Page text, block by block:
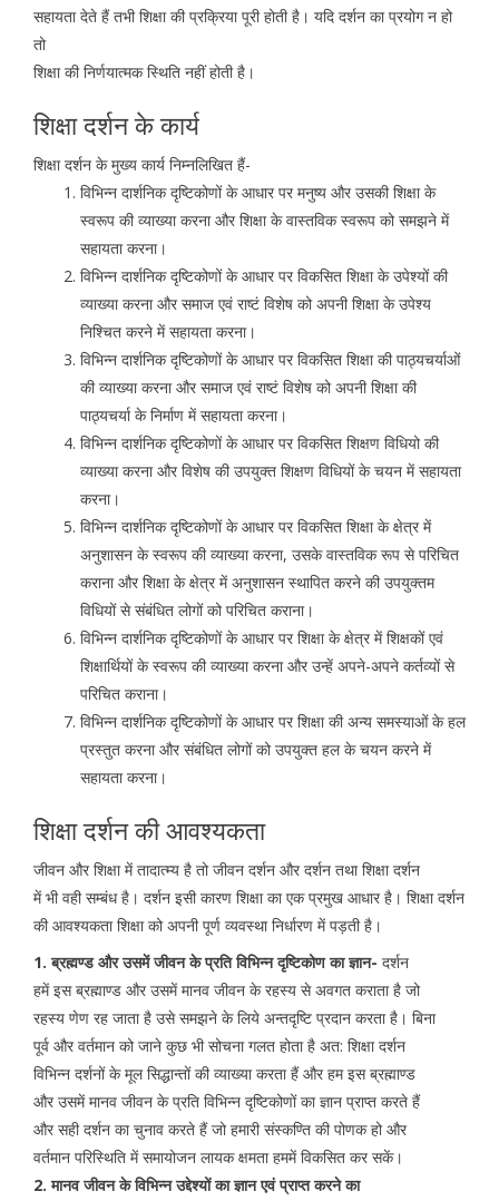
सहायता देते हैं तभी शिक्षा की प्रक्रिया पूरी होती है। यदि दर्शन का प्रयोग न हो
तो
शिक्षा की निर्णयात्मक स्थिति नहीं होती है।
शिक्षा दर्शन के कार्य
शिक्षा दर्शन के मुख्य कार्य निम्नलिखित हैं-
विभिन्न दार्शनिक दृष्टिकोणों के आधार पर मनुष्य और उसकी शिक्षा के
स्वरूप की व्याख्या करना और शिक्षा के वास्तविक स्वरूप को समझने में
सहायता करना।
विभिन्न दार्शनिक दृष्टिकोणों के आधार पर विकसित शिक्षा के उपेश्यों की
व्याख्या करना और समाज एवं राष्टं विशेष को अपनी शिक्षा के उपेश्य
निश्चित करने में सहायता करना।
विभिन्न दार्शनिक दृष्टिकोणों के आधार पर विकसित शिक्षा की पाठ्यचर्याओं
की व्याख्या करना और समाज एवं राष्टं विशेष को अपनी शिक्षा की
पाठ्यचर्या के निर्माण में सहायता करना।
विभिन्न दार्शनिक दृष्टिकोणों के आधार पर विकसित शिक्षण विधियो की
व्याख्या करना और विशेष की उपयुक्त शिक्षण विधियों के चयन में सहायता
करना।
विभिन्न दार्शनिक दृष्टिकोणों के आधार पर विकसित शिक्षा के क्षेत्र में
अनुशासन के स्वरूप की व्याख्या करना, उसके वास्तविक रूप से परिचित
कराना और शिक्षा के क्षेत्र में अनुशासन स्थापित करने की उपयुक्तम
विधियों से संबंधित लोगों को परिचित कराना।
विभिन्न दार्शनिक दृष्टिकोणों के आधार पर शिक्षा के क्षेत्र में शिक्षकों एवं
शिक्षार्थियों के स्वरूप की व्याख्या करना और उन्हें अपने-अपने कर्तव्यों से
परिचित कराना।
विभिन्न दार्शनिक दृष्टिकोणों के आधार पर शिक्षा की अन्य समस्याओं के हल
प्रस्तुत करना और संबंधित लोगों को उपयुक्त हल के चयन करने में
सहायता करना।
शिक्षा दर्शन की आवश्यकता
जीवन और शिक्षा में तादात्म्य है तो जीवन दर्शन और दर्शन तथा शिक्षा दर्शन
में भी वही सम्बंध है। दर्शन इसी कारण शिक्षा का एक प्रमुख आधार है। शिक्षा दर्शन
की आवश्यकता शिक्षा को अपनी पूर्ण व्यवस्था निर्धारण में पड़ती है।
1. ब्रह्मण्ड और उसमें जीवन के प्रति विभिन्न दृष्टिकोण का ज्ञान- दर्शन
हमें इस ब्रह्माण्ड और उसमें मानव जीवन के रहस्य से अवगत कराता है जो
रहस्य णेण रह जाता है उसे समझने के लिये अन्तदृष्टि प्रदान करता है। बिना
पूर्व और वर्तमान को जाने कुछ भी सोचना गलत होता है अत: शिक्षा दर्शन
विभिन्न दर्शनों के मूल सिद्धान्तों की व्याख्या करता हैं और हम इस ब्रह्माण्ड
और उसमें मानव जीवन के प्रति विभिन्न दृष्टिकोणों का ज्ञान प्राप्त करते हैं
और सही दर्शन का चुनाव करते हैं जो हमारी संस्कण्ति की पोणक हो और
वर्तमान परिस्थिति में समायोजन लायक क्षमता हममें विकसित कर सकें।
2. मानव जीवन के विभिन्न उद्देश्यों का ज्ञान एवं प्राप्त करने का